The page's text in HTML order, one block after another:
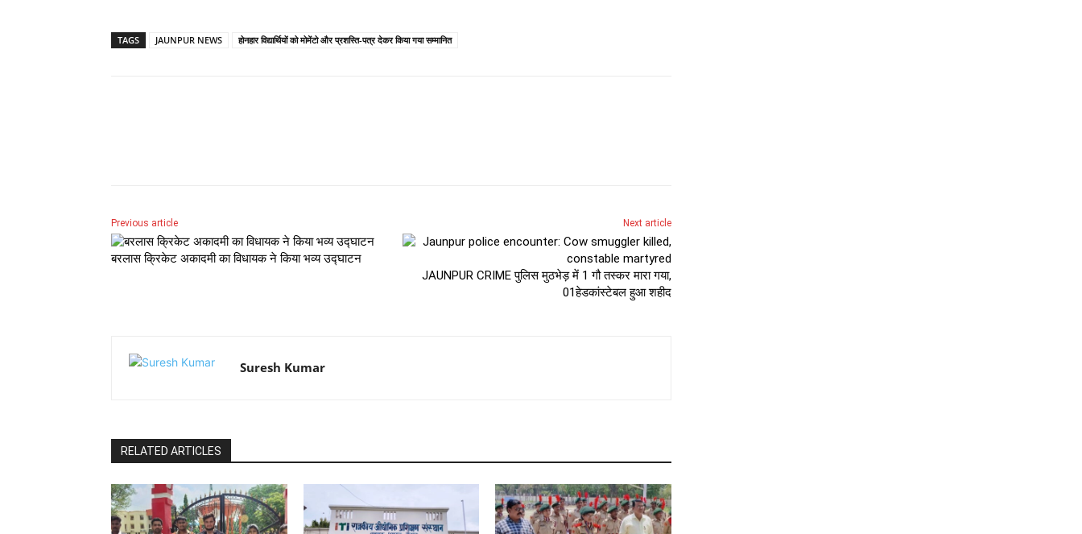
TAGS JAUNPUR NEWS होनहार विद्यार्थियों को मोमेंटो और प्रशस्ति-पत्र देकर किया गया सम्मानित
Previous article
बरलास क्रिकेट अकादमी का विधायक ने किया भव्य उद्घाटन
Next article
JAUNPUR CRIME पुलिस मुठभेड़ में 1 गौ तस्कर मारा गया,
01हेडकांस्टेबल हुआ शहीद
Suresh Kumar
RELATED ARTICLES